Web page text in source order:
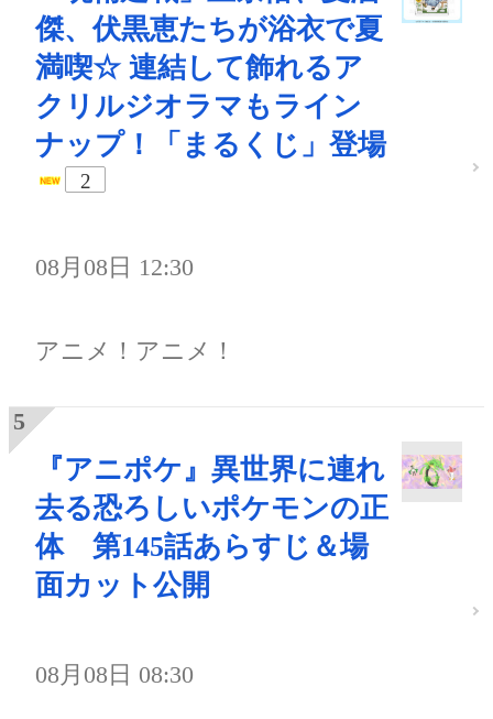
傑、伏黒恵たちが浴衣で夏
満喫☆ 連結して飾れるア
クリルジオラマもライン
ナップ！「まるくじ」登場
2
08月08日 12:30
アニメ！アニメ！
『アニポケ』異世界に連れ
去る恐ろしいポケモンの正
体 第145話あらすじ＆場
面カット公開
08月08日 08:30